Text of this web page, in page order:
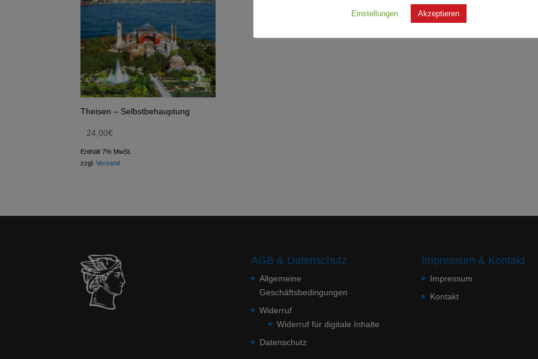
Theisen – Selbstbehauptung
24,00€
Enthält 7% MwSt.
zzgl.Versand
AGB & Datenschutz
Allgemeine
Geschäftsbedingungen
Widerruf
Widerruf für digitale Inhalte
Datenschutz
Impressum & Kontakt
Impressum
Kontakt
Einstellungen Akzeptieren